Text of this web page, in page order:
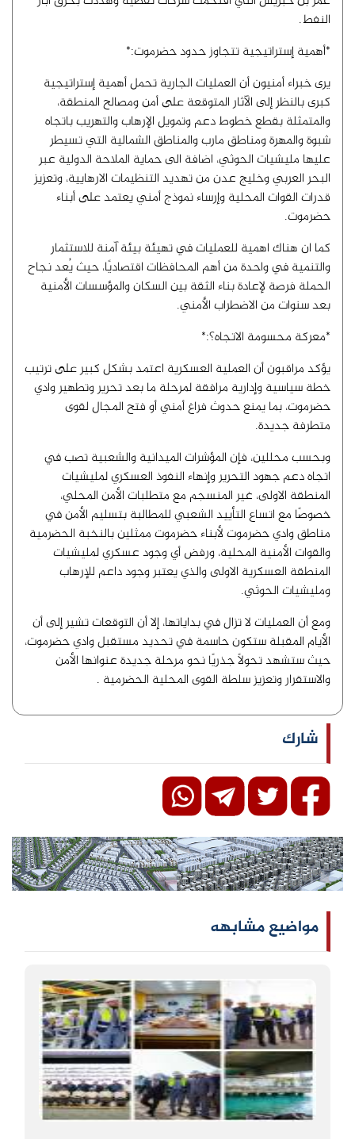
النفط.
*أهمية إستراتيجية تتجاوز حدود حضرموت:*
يرى خبراء أمنيون أن العمليات الجارية تحمل أهمية إستراتيجية
كبرى بالنظر إلى الآثار المتوقعة على أمن ومصالح المنطقة،
والمتمثلة بقطع خطوط دعم وتمويل الإرهاب والتهريب باتجاه
شبوة والمهرة ومناطق مارب والمناطق الشمالية التي تسيطر
عليها مليشيات الحوثي، اضافة الى حماية الملاحة الدولية عبر
البحر العربي وخليج عدن من تهديد التنظيمات الارهايية، وتعزيز
قدرات القوات المحلية وإرساء نموذج أمني يعتمد على أبناء
حضرموت.
كما ان هناك اهمية للعمليات في تهيئة بيئة آمنة للاستثمار
والتنمية في واحدة من أهم المحافظات اقتصاديًا، حيث يُعد نجاح
الحملة فرصة لإعادة بناء الثقة بين السكان والمؤسسات الأمنية
بعد سنوات من الاضطراب الأمني.
*معركة محسومة الاتجاه؟:*
يؤكد مراقبون أن العملية العسكرية اعتمد بشكل كبير على ترتيب
خطة سياسية وإدارية مرافقة لمرحلة ما بعد تحرير وتطهير وادي
حضرموت، بما يمنع حدوث فراغ أمني أو فتح المجال لقوى
متطرفة جديدة.
وبحسب محللين، فإن المؤشرات الميدانية والشعبية تصب في
اتجاه دعم جهود التحرير وإنهاء النفوذ العسكري لمليشيات
المنطقة الاولى، غير المنسجم مع متطلبات الأمن المحلي،
خصوصًا مع اتساع التأييد الشعبي للمطالبة بتسليم الأمن في
مناطق وادي حضرموت لأبناء حضرموت ممثلين بالنخبة الحضرمية
والقوات الأمنية المحلية، ورفض أي وجود عسكري لمليشيات
المنطقة العسكرية الاولى والذي يعتبر وجود داعم للإرهاب
ومليشيات الحوثي.
ومع أن العمليات لا تزال في بداياتها، إلا أن التوقعات تشير إلى أن
الأيام المقبلة ستكون حاسمة في تحديد مستقبل وادي حضرموت،
حيث ستشهد تحولًا جذريًا نحو مرحلة جديدة عنوانها الأمن
والاستقرار وتعزيز سلطة القوى المحلية الحضرمية .
شارك
مواضيع مشابهه